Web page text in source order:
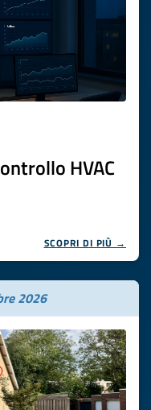
HVAC
SCOPRI DI PIÙ →
2026